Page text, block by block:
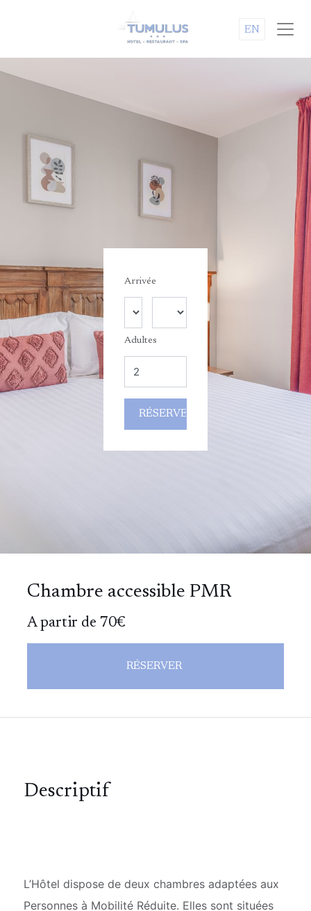
EN
Arrivée
Adultes
Chambre accessible PMR
A partir de 70€
RÉSERVER
Descriptif
L’Hôtel dispose de deux chambres adaptées aux
Personnes à Mobilité Réduite. Elles sont situées